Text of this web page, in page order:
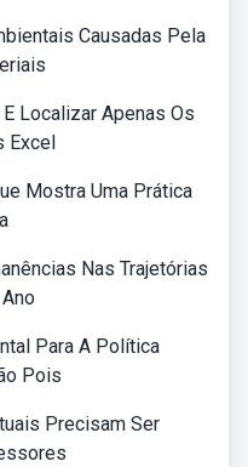
Causadas Pela
Localizar Apenas Os
Excel
Mostra Uma Prática
Nas Trajetórias
Para A Política
Pois
Precisam Ser